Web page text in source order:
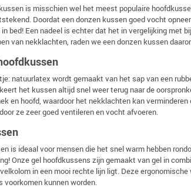
is misschien wel het meest populaire
Doordat een donzen kussen goed vocht
bed! Een nadeel is echter dat het in vergelijking met
van nekklachten, raden we een donzen kussen
natuurlatex wordt gemaakt van het sap van een
het kussen altijd snel weer terug naar de
en hoofd, waardoor het nekklachten kan
ze zeer goed ventileren en vocht afvoeren.
is ideaal voor mensen die het snel warm hebben
Onze gel hoofdkussens zijn gemaakt van gel in
in een mooi rechte lijn ligt. Deze
voorkomen kunnen worden.